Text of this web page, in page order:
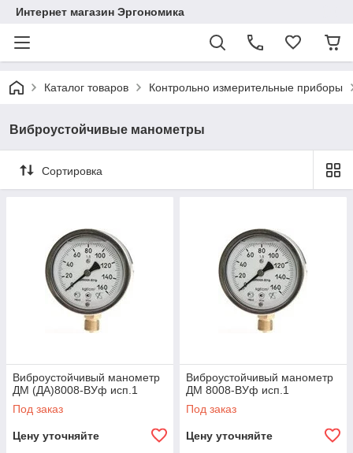
Интернет магазин Эргономика
Каталог товаров Контрольно измерительные приборы
Виброустойчивые манометры
Сортировка
Виброустойчивый манометр
ДМ (ДА)8008-ВУф исп.1
Под заказ
Цену уточняйте
Виброустойчивый манометр
ДМ 8008-ВУф исп.1
Под заказ
Цену уточняйте